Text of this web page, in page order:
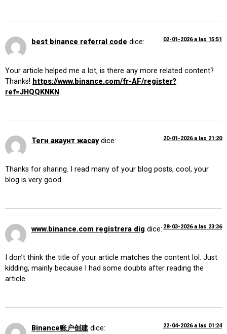
best binance referral code dice: 02-01-2026 a las 15:51
Your article helped me a lot, is there any more related content?
Thanks! https://www.binance.com/fr-AF/register?
ref=JHQQKNKN
Тегн акаунт жасау dice: 20-01-2026 a las 21:20
Thanks for sharing. I read many of your blog posts, cool, your
blog is very good.
www.binance.com registrera dig dice: 28-03-2026 a las 23:36
I don’t think the title of your article matches the content lol. Just
kidding, mainly because I had some doubts after reading the
article.
Binance账户创建 dice: 22-04-2026 a las 01:24